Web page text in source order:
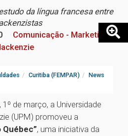
da língua francesa entre
Comunicação - Marketing
Curitiba (FEMPAR) News
de março, a Universidade
(UPM) promoveu a
Québec”, uma iniciativa da